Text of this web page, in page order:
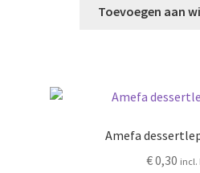
Toevoegen aan
Amefa
€0,30 incl.